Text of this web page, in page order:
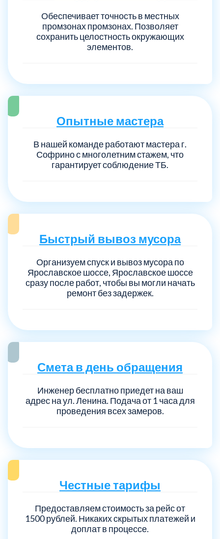
Обеспечивает точность в местных
промзонах промзонах. Позволяет
сохранить целостность окружающих
элементов.
Опытные мастера
В нашей команде работают мастера г.
Софрино с многолетним стажем, что
гарантирует соблюдение ТБ.
Быстрый вывоз мусора
Организуем спуск и вывоз мусора по
Ярославское шоссе, Ярославское шоссе
сразу после работ, чтобы вы могли начать
ремонт без задержек.
Смета в день обращения
Инженер бесплатно приедет на ваш
адрес на ул. Ленина. Подача от 1 часа для
проведения всех замеров.
Честные тарифы
Предоставляем стоимость за рейс от
1500 рублей. Никаких скрытых платежей и
доплат в процессе.